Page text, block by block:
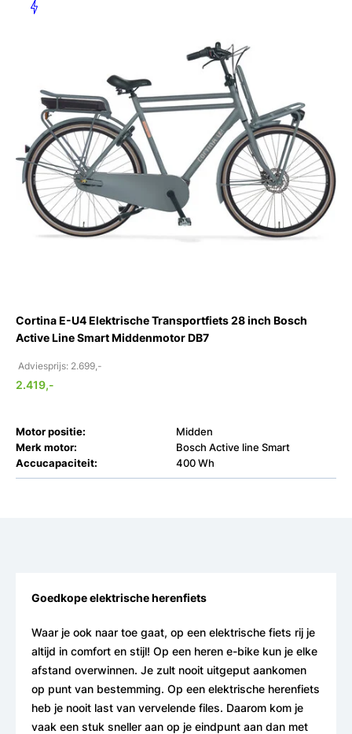
Cortina E-U4 Elektrische Transportfiets 28 inch Bosch
Active Line Smart Middenmotor DB7
Adviesprijs: 2.699,-
2.419,-
Motor positie:
Midden
Merk motor:
Bosch Active line Smart
Accucapaciteit:
400 Wh
Goedkope elektrische herenfiets
Waar je ook naar toe gaat, op een elektrische fiets rij je
altijd in comfort en stijl! Op een heren e-bike kun je elke
afstand overwinnen. Je zult nooit uitgeput aankomen
op punt van bestemming. Op een elektrische herenfiets
heb je nooit last van vervelende files. Daarom kom je
vaak een stuk sneller aan op je eindpunt aan dan met